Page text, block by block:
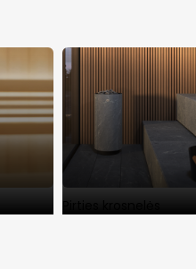
Pirties krosnelės